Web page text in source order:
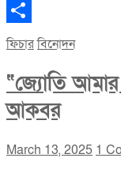
Facebook
Share
ফিচারবিনোদন
“জ্যোতি
আকবর
March 13, 2025 1